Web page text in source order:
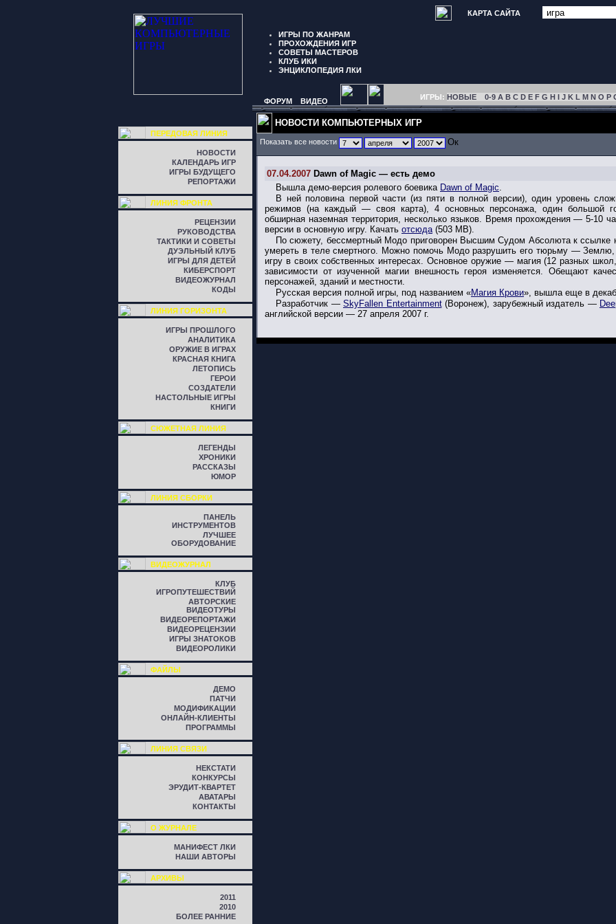
КАРТА САЙТА
ИГРЫ ПО ЖАНРАМ
ПРОХОЖДЕНИЯ ИГР
СОВЕТЫ МАСТЕРОВ
КЛУБ ИКИ
ЭНЦИКЛОПЕДИЯ ЛКИ
ФОРУМ ВИДЕО ИГРЫ: НОВЫЕ 0-9 A B C D E F G H I J K L M N O P
ПЕРЕДОВАЯ ЛИНИЯ
НОВОСТИ
КАЛЕНДАРЬ ИГР
ИГРЫ БУДУЩЕГО
РЕПОРТАЖИ
ЛИНИЯ ФРОНТА
РЕЦЕНЗИИ
РУКОВОДСТВА
ТАКТИКИ И СОВЕТЫ
ДУЭЛЬНЫЙ КЛУБ
ИГРЫ ДЛЯ ДЕТЕЙ
КИБЕРСПОРТ
ВИДЕОЖУРНАЛ
КОДЫ
ЛИНИЯ ГОРИЗОНТА
ИГРЫ ПРОШЛОГО
АНАЛИТИКА
ОРУЖИЕ В ИГРАХ
КРАСНАЯ КНИГА
ЛЕТОПИСЬ
ГЕРОИ
СОЗДАТЕЛИ
НАСТОЛЬНЫЕ ИГРЫ
КНИГИ
СЮЖЕТНАЯ ЛИНИЯ
ЛЕГЕНДЫ
ХРОНИКИ
РАССКАЗЫ
ЮМОР
ЛИНИЯ СБОРКИ
ПАНЕЛЬ
ИНСТРУМЕНТОВ
ЛУЧШЕЕ
ОБОРУДОВАНИЕ
ВИДЕОЖУРНАЛ
КЛУБ
ИГРОПУТЕШЕСТВИЙ
АВТОРСКИЕ
ВИДЕОТУРЫ
ВИДЕОРЕПОРТАЖИ
ВИДЕОРЕЦЕНЗИИ
ИГРЫ ЗНАТОКОВ
ВИДЕОРОЛИКИ
ФАЙЛЫ
ДЕМО
ПАТЧИ
МОДИФИКАЦИИ
ОНЛАЙН-КЛИЕНТЫ
ПРОГРАММЫ
ЛИНИЯ СВЯЗИ
НЕКСТАТИ
КОНКУРСЫ
ЭРУДИТ-КВАРТЕТ
АВАТАРЫ
КОНТАКТЫ
О ЖУРНАЛЕ
МАНИФЕСТ ЛКИ
НАШИ АВТОРЫ
АРХИВЫ
2011
2010
БОЛЕЕ РАННИЕ
НОВОСТИ КОМПЬЮТЕРНЫХ ИГР
Показать все новости
07.04.2007 Dawn of Magic — есть демо
Вышла демо-версия ролевого боевика Dawn of Magic.
В ней половина первой части (из пяти в полной версии), один уровень
режимов (на каждый — своя карта), 4 основных персонажа, один большой
обширная наземная территория, несколько языков. Время прохождения — 5-10
версии в основную игру. Качать отсюда(503 MB).
По сюжету, бессмертный Модо приговорен Высшим Судом Абсолюта к ссылке
умереть в теле смертного. Можно помочь Модо разрушить его тюрьму —
игру в своих собственных интересах. Основное оружие — магия (12 разных
зависимости от изученной магии внешность героя изменяется. Обещают
персонажей, зданий и местности.
Русская версия полной игры, под названием «Магия Крови», вышла еще в
Разработчик — SkyFallen Entertainment(Воронеж), зарубежный издатель —
английской версии — 27 апреля 2007 г.